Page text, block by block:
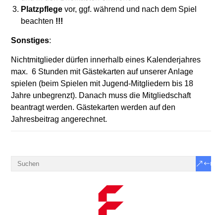
Platzpflegevor, ggf. während und nach dem Spiel
beachten !!!
Sonstiges:
Nichtmitglieder dürfen innerhalb eines Kalenderjahres
max. 6 Stunden mit Gästekarten auf unserer Anlage
spielen (beim Spielen mit Jugend-Mitgliedern bis 18
Jahre unbegrenzt). Danach muss die Mitgliedschaft
beantragt werden. Gästekarten werden auf den
Jahresbeitrag angerechnet.